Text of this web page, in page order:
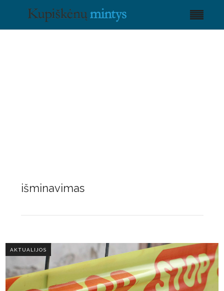
išminavimas
AKTUALIJOS